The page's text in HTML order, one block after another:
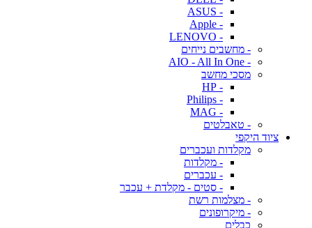
- ASUS
- Apple
- LENOVO
- מחשבים נייחים
- AIO - All In One
מסכי מחשב
- HP
- Philips
- MAG
- טאבלטים
ציוד היקפי
מקלדות ועכברים
- מקלדות
- עכברים
- סטים - מקלדת + עכבר
- מצלמות רשת
- מיקרופונים
כבלים